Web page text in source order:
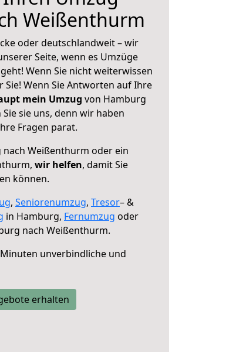
Weißenthurm
oder deutschlandweit – wir
Seite, wenn es Umzüge
Wenn Sie nicht weiterwissen
Wenn Sie Antworten auf Ihre
mein Umzug von Hamburg
sie uns, denn wir haben
Fragen parat.
Weißenthurm oder ein
wir helfen, damit Sie
können.
, Seniorenumzug, Tresor– &
in Hamburg, Fernumzug oder
nach Weißenthurm.
unverbindliche und
erhalten